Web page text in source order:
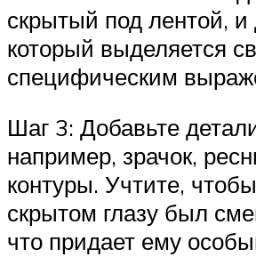
скрытый под лентой, и
который выделяется
специфическим
Шаг 3: Добавьте
например, зрачок,
контуры. Учтите,
скрытом глазу был
что придает ему